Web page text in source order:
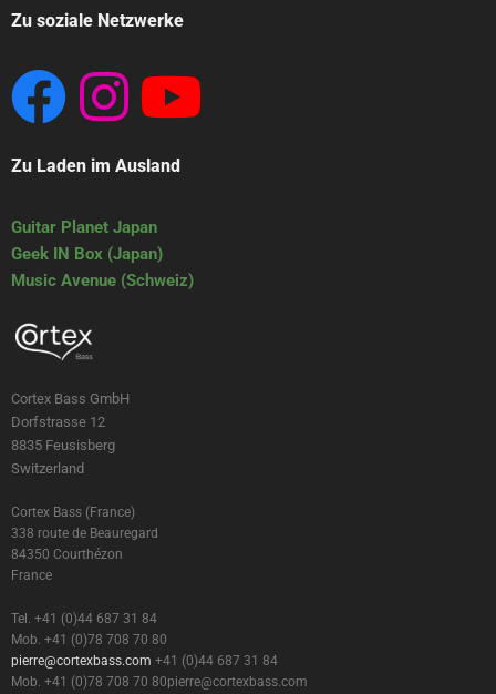
Zu soziale Netzwerke
Zu Laden im Ausland
Guitar Planet Japan
Geek IN Box (Japan)
Music Avenue (Schweiz)
Cortex Bass GmbH
Dorfstrasse 12
8835 Feusisberg
Switzerland
Cortex Bass (France)
338 route de Beauregard
84350 Courthézon
France
Tel. +41 (0)44 687 31 84
Mob. +41 (0)78 708 70 80
pierre@cortexbass.com +41 (0)44 687 31 84
Mob. +41 (0)78 708 70 80pierre@cortexbass.com